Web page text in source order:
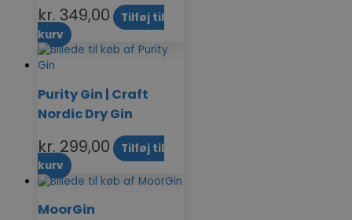
kr. 349,00
Tilføj til
kurv
Purity Gin | Craft
Nordic Dry Gin
kr. 299,00
Tilføj til
kurv
MoorGin